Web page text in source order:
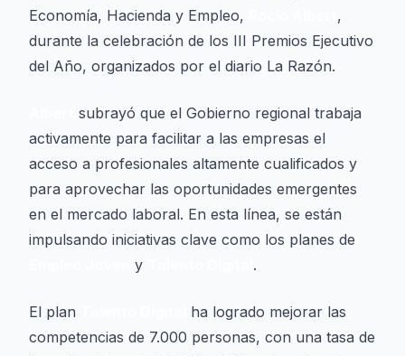
Economía, Hacienda y Empleo,
,
durante la celebración de los III Premios Ejecutivo
del Año, organizados por el diario La Razón.
subrayó que el Gobierno regional trabaja
activamente para facilitar a las empresas el
acceso a profesionales altamente cualificados y
para aprovechar las oportunidades emergentes
en el mercado laboral. En esta línea, se están
impulsando iniciativas clave como los planes de
y .
El plan
ha logrado mejorar las
competencias de 7.000 personas, con una tasa de